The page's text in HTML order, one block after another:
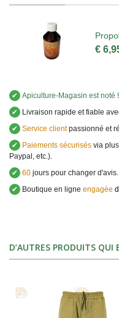
€
✔ Apiculture-Magasin est noté
✔
Livraison rapide et fiable
✔ Service clientpassionné et
✔
Paiements sécurisés via
Paypal, etc.).
✔ 60 jours pour changer d'avis.
✔
Boutique en ligne engagée
D’AUTRES PRODUITS